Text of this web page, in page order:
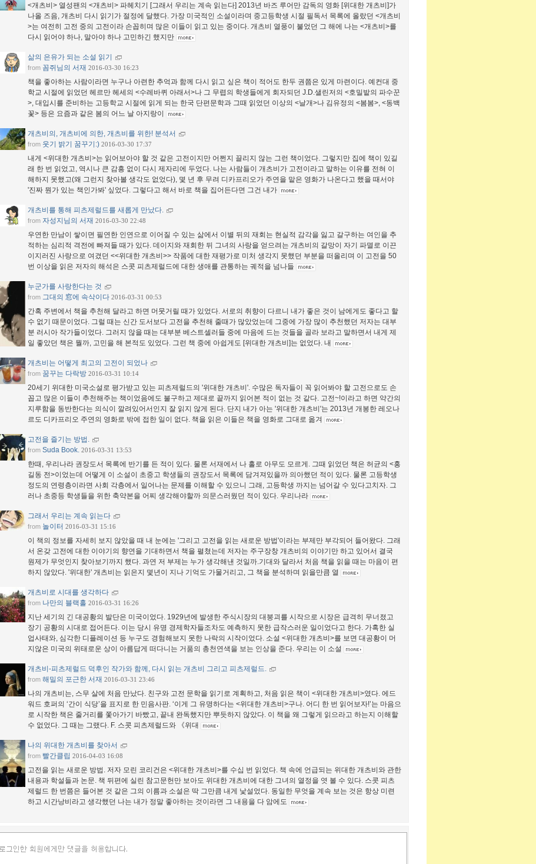
<개츠비> 열성팬의 <개츠비> 파헤치기 [그래서 우리는 계속 읽는다] 2013년 바즈 루어만 감독의 영화 [위대한 개츠비]가
나올 즈음, 개츠비 다시 읽기가 절정에 달했다. 가장 미국적인 소설이라며 중고등학생 시절 필독서 목록에 올랐던 <개츠비
>는 여전히 고전 중의 고전이라 손꼽히며 많은 이들이 읽고 있는 중이다. 개츠비 열풍이 불었던 그 해에 나는 <개츠비>를
다시 읽어야 하나, 말아야 하나 고민하긴 했지만
삶의 은유가 되는 소설 읽기
from 꼼쥐님의 서재 2016-03-30 16:23
책을 좋아하는 사람이라면 누구나 아련한 추억과 함께 다시 읽고 싶은 책이 적어도 한두 권쯤은 있게 마련이다. 예컨대 중
학교 시절에 읽었던 헤르만 헤세의 <수레바퀴 아래서>나 그 무렵의 학생들에게 회자되던 J.D.샐린저의 <호밀밭의 파수꾼
>, 대입시를 준비하는 고등학교 시절에 읽게 되는 한국 단편문학과 그때 읽었던 이상의 <날개>나 김유정의 <봄봄>, <동백
꽃> 등은 요즘과 같은 봄의 어느 날 아지랑이
개츠비의, 개츠비에 의한, 개츠비를 위한! 분석서
from 웃기 밝기 꿈꾸기:) 2016-03-30 17:37
내게 <위대한 개츠비>는 읽어보아야 할 것 같은 고전이지만 어쩐지 끌리지 않는 그런 책이었다. 그렇지만 집에 책이 있길
래 한 번 읽었고, 역시나 큰 감흥 없이 다시 제자리에 두었다. 나는 사람들이 개츠비가 고전이라고 말하는 이유를 전혀 이
해하지 못했고(왜 그런지 찾아볼 생각도 없었다), 몇 년 후 무려 디카프리오가 주연을 맡은 영화가 나온다고 했을 때서야
'진짜 뭔가 있는 책인가봐' 싶었다. 그렇다고 해서 바로 책을 집어든다면 그건 내가
개츠비를 통해 피츠제럴드를 새롭게 만났다.
from 자성지님의 서재 2016-03-30 22:48
우연한 만남이 쌓이면 필연한 인연으로 이어질 수 있는 삶에서 이별 뒤의 재회는 현실적 감각을 잃고 갈구하는 여인을 추
적하는 심리적 격전에 빠져들 때가 있다. 데이지와 재회한 뒤 그녀의 사랑을 얻으려는 개츠비의 갈망이 자기 파멸로 이끈
이지러진 사랑으로 여겼던 <<위대한 개츠비>> 작품에 대한 재평가로 미처 생각지 못했던 부분을 떠올리며 이 고전을 50
번 이상을 읽은 저자의 해석은 스콧 피츠제럴드에 대한 생애를 관통하는 궤적을 넘나들
누군가를 사랑한다는 것
from 그대의 窓에 속삭이다 2016-03-31 00:53
간혹 주변에서 책을 추천해 달라고 하면 머뭇거릴 때가 있었다. 서로의 취향이 다르니 내가 좋은 것이 남에게도 좋다고 할
수 없기 때문이었다. 그럴 때는 신간 도서보다 고전을 추천해 줄때가 많았었는데 그중에 가장 많이 추천했던 저자는 대부
분 러시아 작가들이었다. 그러지 않을 때는 대부분 베스트셀러들 중에 마음에 드는 것들을 골라 보라고 말하면서 내게 제
일 좋았던 책은 뭘까, 고민을 해 본적도 있었다. 그런 책 중에 아쉽게도 [위대한 개츠비]는 없었다. 내
개츠비는 어떻게 최고의 고전이 되었나
from 꿈꾸는 다락방 2016-03-31 10:14
20세기 위대한 미국소설로 평가받고 있는 피츠제럴드의 '위대한 개츠비'. 수많은 독자들이 꼭 읽어봐야 할 고전으로도 손
꼽고 많은 이들이 추천해주는 책이었음에도 불구하고 제대로 끝까지 읽어본 적이 없는 것 같다. 고전~!이라고 하면 약간의
지루함을 동반한다는 의식이 깔려있어서인지 잘 읽지 않게 된다. 단지 내가 아는 '위대한 개츠비'는 2013년 개봉한 레오나
르도 디카프리오 주연의 영화로 밖에 접한 일이 없다. 책을 읽은 이들은 책을 영화로 그대로 옮겨
고전을 즐기는 방법.
from Suda Book. 2016-03-31 13:53
한때, 우리나라 권장도서 목록에 반기를 든 적이 있다. 물론 서재에서 나 홀로 아무도 모르게. 그때 읽었던 책은 허균의 <홍
길동 전>이었는데 어떻게 이 소설이 초중고 학생들의 권장도서 목록에 담겨져있을까 의아했던 적이 있다. 물론 고등학생
정도의 연령층이라면 사회 각층에서 일어나는 문제를 이해할 수 있으니 그래, 고등학생 까지는 넘어갈 수 있다고치자. 그
러나 초중등 학생들을 위한 축약본을 어찌 생각해야할까 의문스러웠던 적이 있다. 우리나라
그래서 우리는 계속 읽는다
from 놀이터 2016-03-31 15:16
이 책의 정보를 자세히 보지 않았을 때 내 눈에는 '그리고 고전을 읽는 새로운 방법'이라는 부제만 부각되어 들어왔다. 그래
서 온갖 고전에 대한 이야기의 향연을 기대하면서 책을 펼쳤는데 저자는 주구장창 개츠비의 이야기만 하고 있어서 결국
원제가 무엇인지 찾아보기까지 했다. 과연 저 부제는 누가 생각해낸 것일까.기대와 달라서 처음 책을 읽을 때는 마음이 편
하지 않았다. '위대한' 개츠비는 읽은지 몇년이 지나 기억도 가물거리고, 그 책을 분석하며 읽을만큼 열
개츠비로 시대를 생각하다
from 나만의 블랙홀 2016-03-31 16:26
지난 세기의 긴 대공황의 발단은 미국이었다. 1929년에 발생한 주식시장의 대붕괴를 시작으로 시장은 급격히 무너졌고
장기 공황의 시대로 접어든다. 이는 당시 유명 경제학자들조차도 예측하지 못한 급작스러운 일이었다고 한다. 가혹한 실
업사태와, 심각한 디플레이션 등 누구도 경험해보지 못한 나락의 시작이었다. 소설 <위대한 개츠비>를 보면 대공황이 머
지않은 미국의 위태로운 상이 아름답게 떠다니는 거품의 총천연색을 보는 인상을 준다. 우리는 이 소설
개츠비-피츠제럴드 덕후인 작가와 함께, 다시 읽는 개츠비 그리고 피츠제럴드.
from 해밀의 포근한 서재 2016-03-31 23:46
나의 개츠비는, 스무 살에 처음 만났다. 친구와 고전 문학을 읽기로 계획하고, 처음 읽은 책이 <위대한 개츠비>였다. 에드
워드 호퍼의 ‘간이 식당’을 표지로 한 민음사판. ‘이게 그 유명하다는 <위대한 개츠비>구나. 어디 한 번 읽어보자!’는 마음으
로 시작한 책은 줄거리를 쫓아가기 바빴고, 끝내 완독했지만 뿌듯하지 않았다. 이 책을 왜 그렇게 읽으라고 하는지 이해할
수 없었다. 그 때는 그랬다. F. 스콧 피츠제럴드와 《위대
나의 위대한 개츠비를 찾아서
from 빨간클립 2016-04-03 16:08
고전을 읽는 새로운 방법. 저자 모린 코리건은 <위대한 개츠비>를 수십 번 읽었다. 책 속에 언급되는 위대한 개츠비와 관한
내용과 학설들과 논문. 책 뒤편에 실린 참고문헌만 보아도 위대한 개츠비에 대한 그녀의 열정을 엿 볼 수 있다. 스콧 피츠
제럴드 한 번쯤은 들어본 것 같은 그의 이름과 소설은 딱 그만큼 내게 낯설었다. 동일한 무엇을 계속 보는 것은 항상 미련
하고 시간낭비라고 생각했던 나는 내가 정말 좋아하는 것이라면 그 내용을 다 암에도